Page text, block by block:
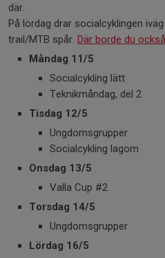
där.
På lördag drar socialcyklingen
trail/MTB spår. Där borde du
Måndag 11/5
Socialcykling lätt
Teknikmåndag, del 2
Tisdag 12/5
Ungdomsgrupper
Socialcykling lagom
Onsdag 13/5
Valla Cup #2
Torsdag 14/5
Ungdomsgrupper
Lördag 16/5